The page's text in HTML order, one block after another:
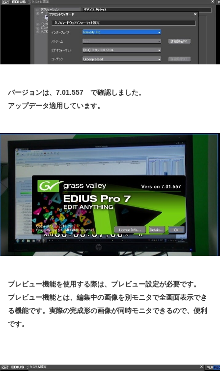
バージョンは、7.01.557 で確認しました。
アップデータ適用しています。
プレビュー機能を使用する際は、プレビュー設定が必要です。
プレビュー機能とは、編集中の画像を別モニタで全画面表示でき
る機能です。 実際の完成形の画像が同時モニタできるので、便利
です。